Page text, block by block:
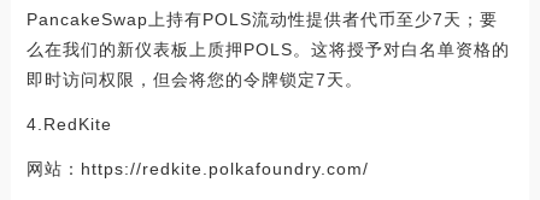
PancakeSwap上持有POLS流动性提供者代币至少7天；要
么在我们的新仪表板上质押POLS。这将授予对白名单资格的
即时访问权限，但会将您的令牌锁定7天。
4.RedKite
网站：https://redkite.polkafoundry.com/